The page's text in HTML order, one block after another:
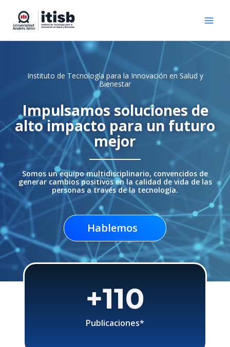
contenido
Instituto de Tecnología para la Innovación en Salud y
Bienestar
Impulsamos soluciones de
alto impacto para un futuro
mejor
Somos un equipo multidisciplinario, convencidos de
generar cambios positivos en la calidad de vida de las
personas a través de la tecnología.
Hablemos
Publicaciones*
+110